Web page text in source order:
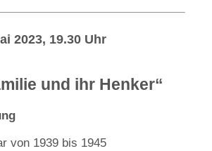
2023, 19.30 Uhr
und ihr Henker“
von 1939 bis 1945